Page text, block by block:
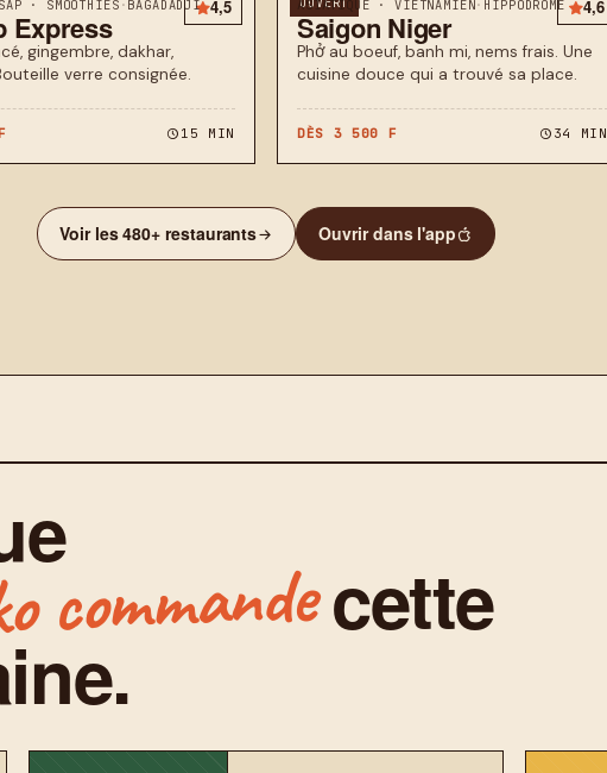
4,5
· SMOOTHIES · BAGADADJI
Express
gingembre, dakhar,
verre consignée.
15 MIN
4,6
ASIATIQUE · VIETNAMIEN· HIPPODROME
Saigon Niger
Phở au boeuf, banh mi, nems frais. Une
cuisine douce qui a trouvé sa place.
DÈS 3 500 F 34 MIN
Voir les 480+ restaurants Ouvrir dans l'app
commandecette